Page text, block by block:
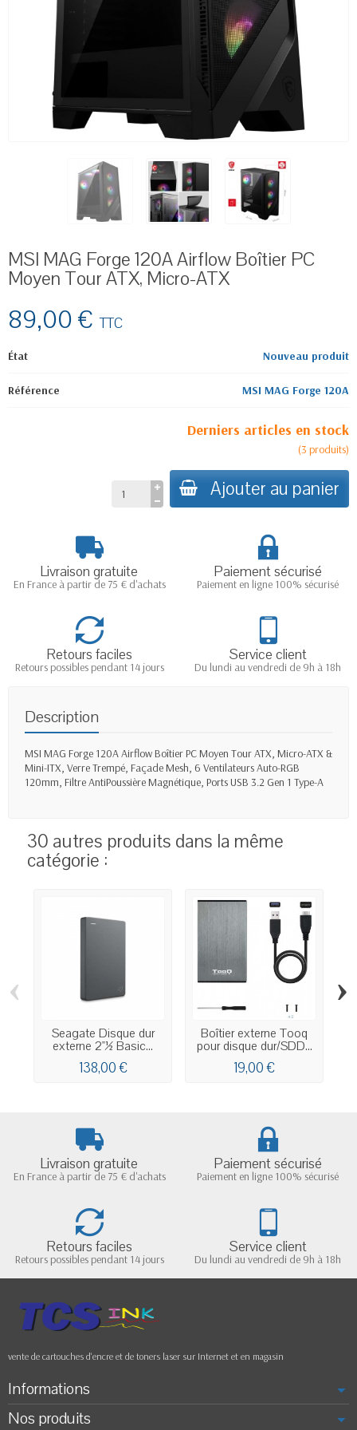
MSI MAG Forge 120A Airflow Boîtier PC
Moyen Tour ATX, Micro-ATX
89,00 €TTC
État Nouveau produit
Référence MSI MAG Forge 120A
Derniers articles en stock
(3 produits)
Ajouter au panier
Livraison gratuite
En France à partir de 75 € d'achats
Paiement sécurisé
Paiement en ligne 100% sécurisé
Retours faciles
Retours possibles pendant 14 jours
Service client
Du lundi au vendredi de 9h à 18h
Description
MSI MAG Forge 120A Airflow Boîtier PC Moyen Tour ATX, Micro-ATX &
Mini-ITX, Verre Trempé, Façade Mesh, 6 Ventilateurs Auto-RGB
120mm, Filtre AntiPoussière Magnétique, Ports USB 3.2 Gen 1 Type-A
30 autres produits dans la même
catégorie :
Seagate Disque dur
externe 2"½ Basic...
138,00 €
Boîtier externe Tooq
pour disque dur/SDD...
19,00 €
‹ ›
Livraison gratuite
En France à partir de 75 € d'achats
Paiement sécurisé
Paiement en ligne 100% sécurisé
Retours faciles
Retours possibles pendant 14 jours
Service client
Du lundi au vendredi de 9h à 18h
vente de cartouches d'encre et de toners laser sur Internet et en magasin
Informations
Nos produits